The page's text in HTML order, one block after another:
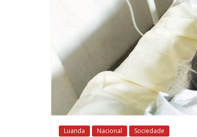
Luanda Nacional Sociedade